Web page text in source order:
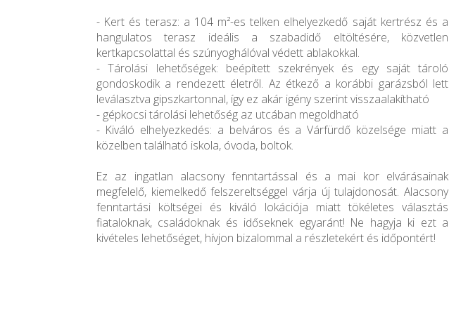
- Kert és terasz: a 104 m²-es telken elhelyezkedő saját kertrész és a
hangulatos terasz ideális a szabadidő eltöltésére, közvetlen
kertkapcsolattal és szúnyoghálóval védett ablakokkal.
- Tárolási lehetőségek: beépített szekrények és egy saját tároló
gondoskodik a rendezett életről. Az étkező a korábbi garázsból lett
leválasztva gipszkartonnal, így ez akár igény szerint visszaalakítható
- gépkocsi tárolási lehetőség az utcában megoldható
- Kiváló elhelyezkedés: a belváros és a Várfürdő közelsége miatt a
közelben található iskola, óvoda, boltok.
Ez az ingatlan alacsony fenntartással és a mai kor elvárásainak
megfelelő, kiemelkedő felszereltséggel várja új tulajdonosát. Alacsony
fenntartási költségei és kiváló lokációja miatt tökéletes választás
fiataloknak, családoknak és időseknek egyaránt! Ne hagyja ki ezt a
kivételes lehetőséget, hívjon bizalommal a részletekért és időpontért!